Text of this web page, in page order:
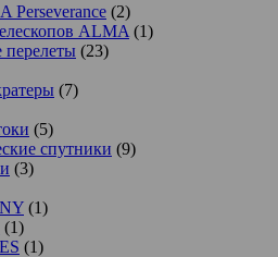
Perseverance (2)
ALMA (1)
(23)
(7)
(5)
спутники (9)
(3)
(1)
(1)
(1)